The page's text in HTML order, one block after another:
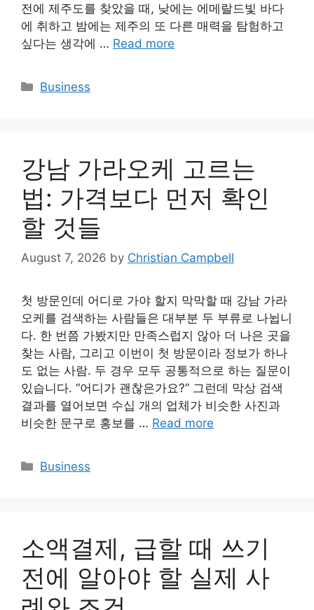
전에 제주도를 찾았을 때, 낮에는 에메랄드빛 바다
에 취하고 밤에는 제주의 또 다른 매력을 탐험하고
싶다는 생각에 … Read more
Categories
Business
강남 가라오케 고르는
법: 가격보다 먼저 확인
할 것들
August 7, 2026 by Christian Campbell
첫 방문인데 어디로 가야 할지 막막할 때 강남 가라
오케를 검색하는 사람들은 대부분 두 부류로 나뉩니
다. 한 번쯤 가봤지만 만족스럽지 않아 더 나은 곳을
찾는 사람, 그리고 이번이 첫 방문이라 정보가 하나
도 없는 사람. 두 경우 모두 공통적으로 하는 질문이
있습니다. “어디가 괜찮은가요?” 그런데 막상 검색
결과를 열어보면 수십 개의 업체가 비슷한 사진과
비슷한 문구로 홍보를 … Read more
Categories
Business
소액결제, 급할 때 쓰기
전에 알아야 할 실제 사